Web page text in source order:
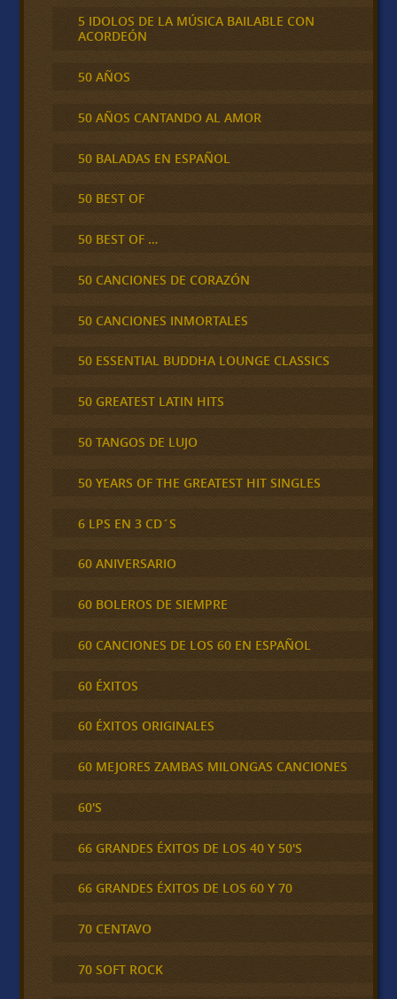
5 IDOLOS DE LA MÚSICA BAILABLE CON
ACORDEÓN
50 AÑOS
50 AÑOS CANTANDO AL AMOR
50 BALADAS EN ESPAÑOL
50 BEST OF
50 BEST OF …
50 CANCIONES DE CORAZÓN
50 CANCIONES INMORTALES
50 ESSENTIAL BUDDHA LOUNGE CLASSICS
50 GREATEST LATIN HITS
50 TANGOS DE LUJO
50 YEARS OF THE GREATEST HIT SINGLES
6 LPS EN 3 CD´S
60 ANIVERSARIO
60 BOLEROS DE SIEMPRE
60 CANCIONES DE LOS 60 EN ESPAÑOL
60 ÉXITOS
60 ÉXITOS ORIGINALES
60 MEJORES ZAMBAS MILONGAS CANCIONES
60'S
66 GRANDES ÉXITOS DE LOS 40 Y 50'S
66 GRANDES ÉXITOS DE LOS 60 Y 70
70 CENTAVO
70 SOFT ROCK